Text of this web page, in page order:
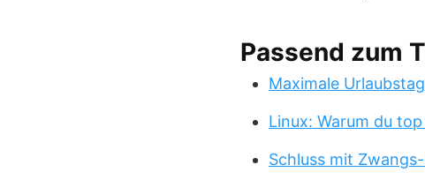
Passend zum
Maximale
Linux: Warum du
Schluss mit